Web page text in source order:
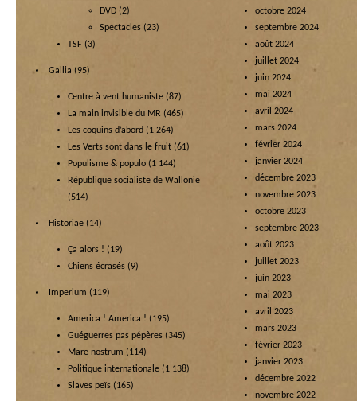
DVD (2)
Spectacles (23)
TSF (3)
Gallia (95)
Centre à vent humaniste (87)
La main invisible du MR (465)
Les coquins d’abord (1 264)
Les Verts sont dans le fruit (61)
Populisme & populo (1 144)
République socialiste de Wallonie
(514)
Historiae (14)
Ça alors ! (19)
Chiens écrasés (9)
Imperium (119)
America ! America ! (195)
Guéguerres pas pépères (345)
Mare nostrum (114)
Politique internationale (1 138)
Slaves peïs (165)
octobre 2024
septembre 2024
août 2024
juillet 2024
juin 2024
mai 2024
avril 2024
mars 2024
février 2024
janvier 2024
décembre 2023
novembre 2023
octobre 2023
septembre 2023
août 2023
juillet 2023
juin 2023
mai 2023
avril 2023
mars 2023
février 2023
janvier 2023
décembre 2022
novembre 2022